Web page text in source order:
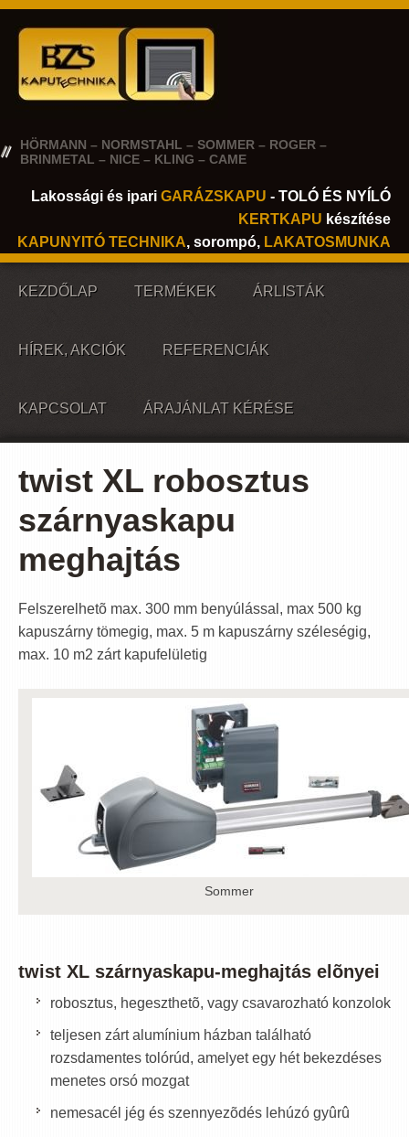
HÖRMANN – NORMSTAHL – SOMMER – ROGER –
BRINMETAL – NICE – KLING – CAME
Lakossági és ipari GARÁZSKAPU - TOLÓ ÉS NYÍLÓ
KERTKAPU készítése
KAPUNYITÓ TECHNIKA, sorompó, LAKATOSMUNKA
KEZDŐLAP TERMÉKEK ÁRLISTÁK
HÍREK, AKCIÓK REFERENCIÁK
KAPCSOLAT ÁRAJÁNLAT KÉRÉSE
twist XL robosztus
szárnyaskapu
meghajtás
Felszerelhetõ max. 300 mm benyúlással, max 500 kg
kapuszárny tömegig, max. 5 m kapuszárny széleségig,
max. 10 m2 zárt kapufelületig
Sommer
twist XL szárnyaskapu-meghajtás elõnyei
robosztus, hegeszthetõ, vagy csavarozható konzolok
teljesen zárt alumínium házban található
rozsdamentes tolórúd, amelyet egy hét bekezdéses
menetes orsó mozgat
nemesacél jég és szennyezõdés lehúzó gyûrû